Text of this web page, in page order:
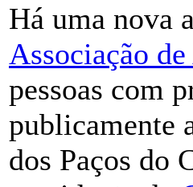
Há uma nova
Associação
pessoas com
publicamente
dos Paços do